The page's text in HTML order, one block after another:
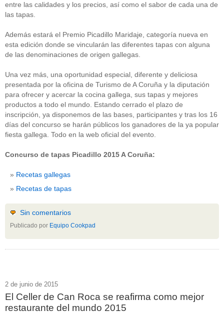
entre las calidades y los precios, así como el sabor de cada una de
las tapas.
Además estará el Premio Picadillo Maridaje, categoría nueva en
esta edición donde se vincularán las diferentes tapas con alguna
de las denominaciones de origen gallegas.
Una vez más, una oportunidad especial, diferente y deliciosa
presentada por la oficina de Turismo de A Coruña y la diputación
para ofrecer y acercar la cocina gallega, sus tapas y mejores
productos a todo el mundo. Estando cerrado el plazo de
inscripción, ya disponemos de las bases, participantes y tras los 16
días del concurso se harán públicos los ganadores de la ya popular
fiesta gallega. Todo en la web oficial del evento.
Concurso de tapas Picadillo 2015 A Coruña:
Recetas gallegas
Recetas de tapas
Sin comentarios
Publicado por Equipo Cookpad
2 de junio de 2015
El Celler de Can Roca se reafirma como mejor
restaurante del mundo 2015